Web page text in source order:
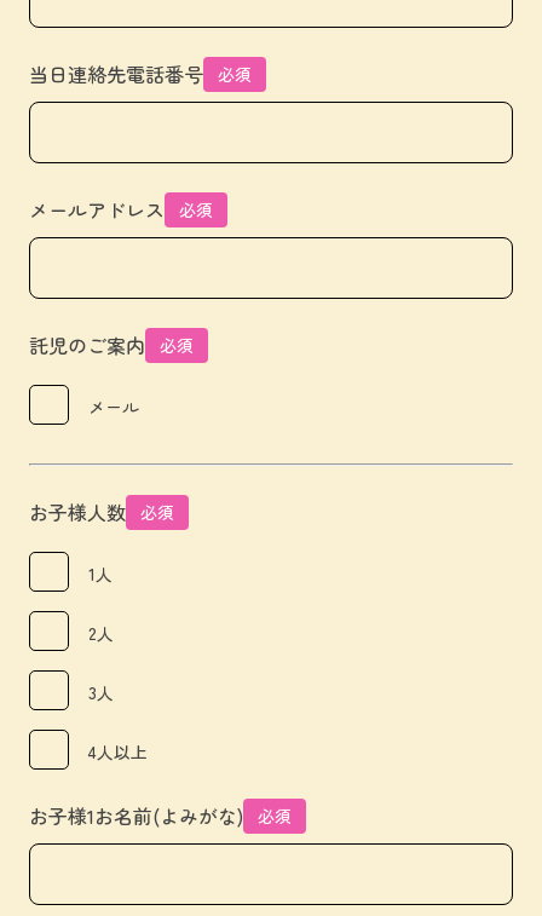
当日連絡先電話番号 必須
メールアドレス 必須
託児のご案内 必須
メール
お子様人数 必須
1人
2人
3人
4人以上
お子様1お名前(よみがな) 必須